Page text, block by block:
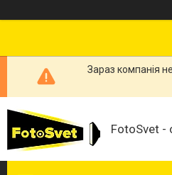
Зараз компанія
FotoSvet -